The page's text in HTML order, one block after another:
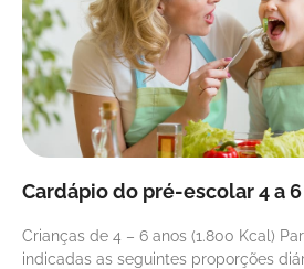
Cardápio do pré-escolar 4 a 6
Crianças de 4 – 6 anos (1.800 Kcal)
indicadas as seguintes proporções